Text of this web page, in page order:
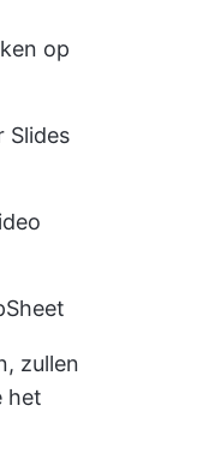
op
Slides
zullen
het